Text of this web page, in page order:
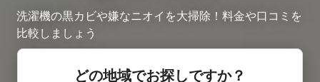
洗濯機の黒カビや嫌なニオイを大掃除！料金や口コミを
比較しましょう
どの地域でお探しですか？